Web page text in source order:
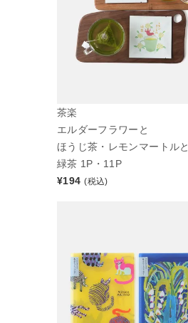
茶楽
エルダーフラワーと
ほうじ茶・レモンマートルと
緑茶 1P・11P
¥194 (税込)